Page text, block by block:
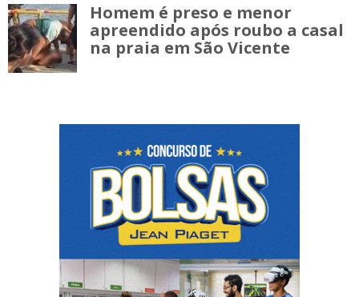
Homem é preso e menor
apreendido após roubo a casal
na praia em São Vicente